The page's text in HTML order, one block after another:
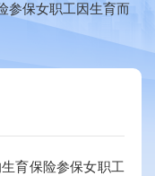
参保女职工因生育而
育保险参保女职工